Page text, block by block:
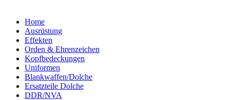
Home
Ausrüstung
Effekten
Orden & Ehrenzeichen
Kopfbedeckungen
Uniformen
Blankwaffen/Dolche
Ersatzteile Dolche
DDR/NVA